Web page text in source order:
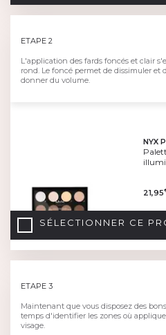
ETAPE 2
L'application des fards foncés et clair
rond. Le foncé permet de dissimuler
donner du volume.
NYX
21,95
SÉLECTIONNER CE
ETAPE 3
Maintenant que vous disposez des
temps d'identifier les zones où
visage.